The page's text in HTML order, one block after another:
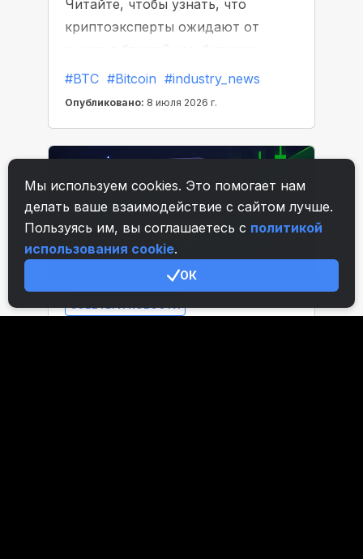
Мы используем cookies. Это помогает нам
делать ваше взаимодействие с сайтом лучше.
Пользуясь им, вы соглашаетесь с политикой
использования cookie.
ОК